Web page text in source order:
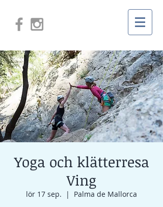
Yoga och klätterresa
Ving
lör 17 sep.
  |
Palma de Mallorca